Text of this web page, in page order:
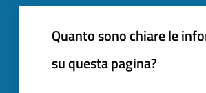
Quanto sono chiare le
su questa pagina?